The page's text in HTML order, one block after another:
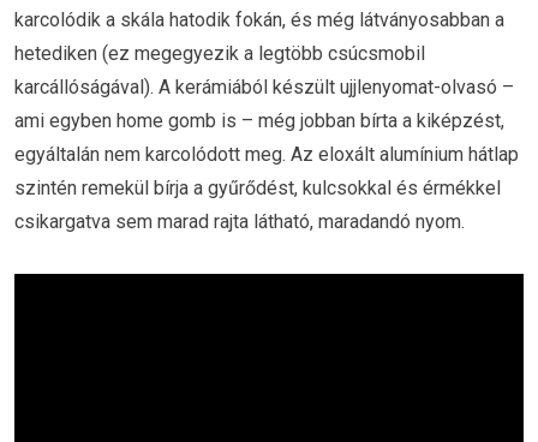
karcolódik a skála hatodik fokán, és még látványosabban a
hetediken (ez megegyezik a legtöbb csúcsmobil
karcállóságával). A kerámiából készült ujjlenyomat-olvasó –
ami egyben home gomb is – még jobban bírta a kiképzést,
egyáltalán nem karcolódott meg. Az eloxált alumínium hátlap
szintén remekül bírja a gyűrődést, kulcsokkal és érmékkel
csikargatva sem marad rajta látható, maradandó nyom.